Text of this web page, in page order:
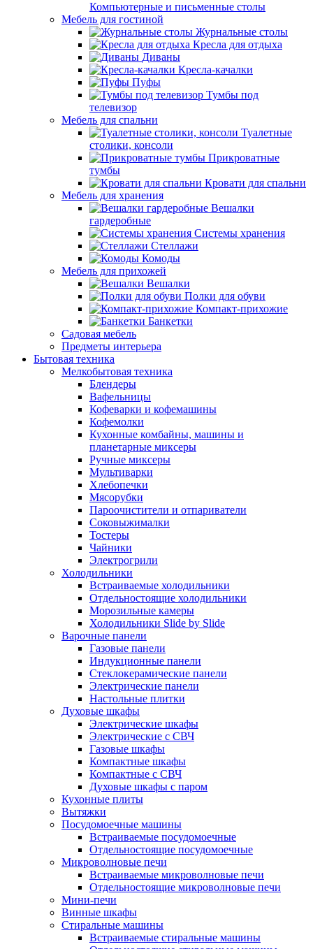
Компьютерные и письменные столы
Мебель для гостиной
Журнальные столы
Кресла для отдыха
Диваны
Кресла-качалки
Пуфы
Тумбы под
телевизор
Мебель для спальни
Туалетные
столики, консоли
Прикроватные
тумбы
Кровати для спальни
Мебель для хранения
Вешалки
гардеробные
Системы хранения
Стеллажи
Комоды
Мебель для прихожей
Вешалки
Полки для обуви
Компакт-прихожие
Банкетки
Садовая мебель
Предметы интерьера
Бытовая техника
Мелкобытовая техника
Блендеры
Вафельницы
Кофеварки и кофемашины
Кофемолки
Кухонные комбайны, машины и
планетарные миксеры
Ручные миксеры
Мультиварки
Хлебопечки
Мясорубки
Пароочистители и отпариватели
Соковыжималки
Тостеры
Чайники
Электрогрили
Холодильники
Встраиваемые холодильники
Отдельностоящие холодильники
Морозильные камеры
Холодильники Slide by Slide
Варочные панели
Газовые панели
Индукционные панели
Стеклокерамические панели
Электрические панели
Настольные плитки
Духовые шкафы
Электрические шкафы
Электрические с СВЧ
Газовые шкафы
Компактные шкафы
Компактные с СВЧ
Духовые шкафы с паром
Кухонные плиты
Вытяжки
Посудомоечные машины
Встраиваемые посудомоечные
Отдельностоящие посудомоечные
Микроволновые печи
Встраиваемые микроволновые печи
Отдельностоящие микроволновые печи
Мини-печи
Винные шкафы
Стиральные машины
Встраиваемые стиральные машины